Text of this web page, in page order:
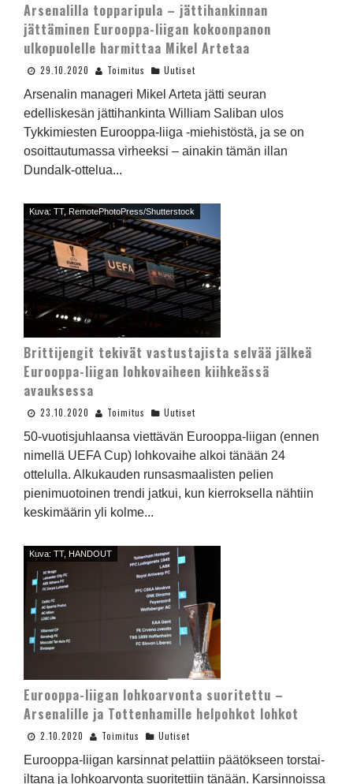
Arsenalilla topparipula – jättihankinnan
jättäminen Eurooppa-liigan kokoonpanon
ulkopuolelle harmittaa Mikel Artetaa
29.10.2020 Toimitus Uutiset
Arsenalin manageri Mikel Arteta jätti seuran
edelliskesän jättihankinta William Saliban ulos
Tykkimiesten Eurooppa-liiga -miehistöstä, ja se on
osoittautumassa virheeksi – ainakin tämän illan
Dundalk-ottelua...
Kuva: TT, RemotePhotoPress/Shutterstock
Brittijengit tekivät vastustajista selvää jälkeä
Eurooppa-liigan lohkovaiheen kiihkeässä
avauksessa
23.10.2020 Toimitus Uutiset
50-vuotisjuhlaansa viettävän Eurooppa-liigan (ennen
nimellä UEFA Cup) lohkovaihe alkoi tänään 24
ottelulla. Alkukauden runsasmaalisten pelien
pienimuotoinen trendi jatkui, kun kierroksella nähtiin
keskimäärin yli kolme...
Kuva: TT, HANDOUT
Eurooppa-liigan lohkoarvonta suoritettu –
Arsenalille ja Tottenhamille helpohkot lohkot
2.10.2020 Toimitus Uutiset
Eurooppa-liigan karsinnat pelattiin päätökseen torstai-
iltana ja lohkoarvonta suoritettiin tänään. Karsinnoissa